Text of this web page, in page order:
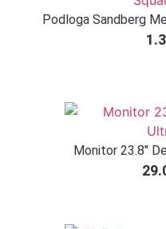
Podloga Sandberg
Monitor 23.8″